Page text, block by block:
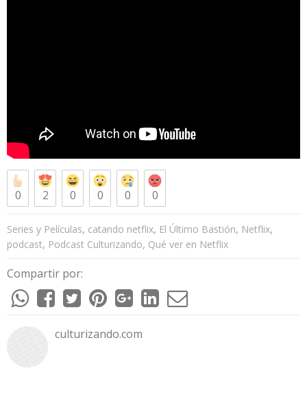
0 2 0 0 0 0
Series y Películas, catando netflix, El Último Bastión, Netflix,
podcast, Podcast Culturizando, Qué ver en Netflix
Compartir por:
culturizando.com